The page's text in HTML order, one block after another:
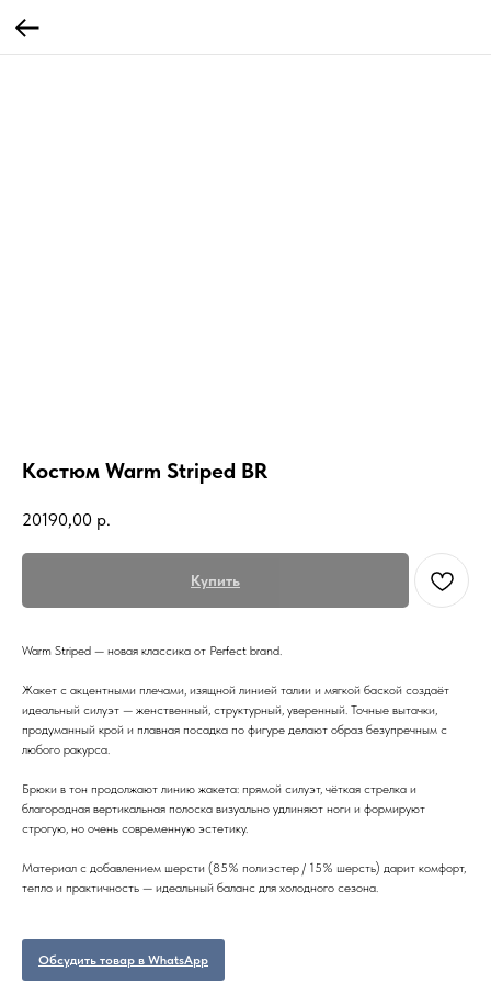
Костюм Warm Striped BR
20190,00 р.
Купить
Warm Striped — новая классика от Perfect brand.
Жакет с акцентными плечами, изящной линией талии и мягкой баской создаёт
идеальный силуэт — женственный, структурный, уверенный. Точные вытачки,
продуманный крой и плавная посадка по фигуре делают образ безупречным с
любого ракурса.
Брюки в тон продолжают линию жакета: прямой силуэт, чёткая стрелка и
благородная вертикальная полоска визуально удлиняют ноги и формируют
строгую, но очень современную эстетику.
Материал с добавлением шерсти (85% полиэстер / 15% шерсть) дарит комфорт,
тепло и практичность — идеальный баланс для холодного сезона.
Обсудить товар в WhatsApp